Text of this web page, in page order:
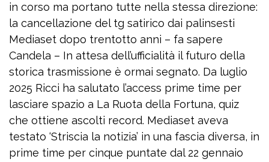
in corso ma portano tutte nella stessa direzione:
la cancellazione del tg satirico dai palinsesti
Mediaset dopo trentotto anni – fa sapere
Candela – In attesa dell’ufficialità il futuro della
storica trasmissione è ormai segnato. Da luglio
2025 Ricci ha salutato l’access prime time per
lasciare spazio a La Ruota della Fortuna, quiz
che ottiene ascolti record. Mediaset aveva
testato ‘Striscia la notizia’ in una fascia diversa, in
prime time per cinque puntate dal 22 gennaio